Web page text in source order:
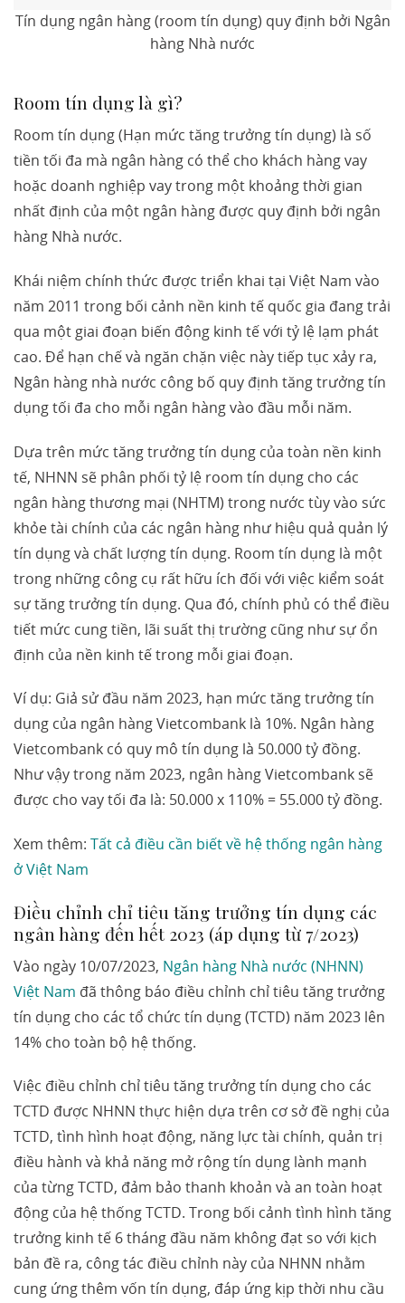
Tín dụng ngân hàng (room tín dụng) quy định bởi Ngân
hàng Nhà nước
Room tín dụng là gì?
Room tín dụng (Hạn mức tăng trưởng tín dụng) là số
tiền tối đa mà ngân hàng có thể cho khách hàng vay
hoặc doanh nghiệp vay trong một khoảng thời gian
nhất định của một ngân hàng được quy định bởi ngân
hàng Nhà nước.
Khái niệm chính thức được triển khai tại Việt Nam vào
năm 2011 trong bối cảnh nền kinh tế quốc gia đang trải
qua một giai đoạn biến động kinh tế với tỷ lệ lạm phát
cao. Để hạn chế và ngăn chặn việc này tiếp tục xảy ra,
Ngân hàng nhà nước công bố quy định tăng trưởng tín
dụng tối đa cho mỗi ngân hàng vào đầu mỗi năm.
Dựa trên mức tăng trưởng tín dụng của toàn nền kinh
tế, NHNN sẽ phân phối tỷ lệ room tín dụng cho các
ngân hàng thương mại (NHTM) trong nước tùy vào sức
khỏe tài chính của các ngân hàng như hiệu quả quản lý
tín dụng và chất lượng tín dụng. Room tín dụng là một
trong những công cụ rất hữu ích đối với việc kiểm soát
sự tăng trưởng tín dụng. Qua đó, chính phủ có thể điều
tiết mức cung tiền, lãi suất thị trường cũng như sự ổn
định của nền kinh tế trong mỗi giai đoạn.
Ví dụ: Giả sử đầu năm 2023, hạn mức tăng trưởng tín
dụng của ngân hàng Vietcombank là 10%. Ngân hàng
Vietcombank có quy mô tín dụng là 50.000 tỷ đồng.
Như vậy trong năm 2023, ngân hàng Vietcombank sẽ
được cho vay tối đa là: 50.000 x 110% = 55.000 tỷ đồng.
Xem thêm: Tất cả điều cần biết về hệ thống ngân hàng
ở Việt Nam
Điều chỉnh chỉ tiêu tăng trưởng tín dụng các
ngân hàng đến hết 2023 (áp dụng từ 7/2023)
Vào ngày 10/07/2023, Ngân hàng Nhà nước (NHNN)
Việt Nam đã thông báo điều chỉnh chỉ tiêu tăng trưởng
tín dụng cho các tổ chức tín dụng (TCTD) năm 2023 lên
14% cho toàn bộ hệ thống.
Việc điều chỉnh chỉ tiêu tăng trưởng tín dụng cho các
TCTD được NHNN thực hiện dựa trên cơ sở đề nghị của
TCTD, tình hình hoạt động, năng lực tài chính, quản trị
điều hành và khả năng mở rộng tín dụng lành mạnh
của từng TCTD, đảm bảo thanh khoản và an toàn hoạt
động của hệ thống TCTD. Trong bối cảnh tình hình tăng
trưởng kinh tế 6 tháng đầu năm không đạt so với kịch
bản đề ra, công tác điều chỉnh này của NHNN nhằm
cung ứng thêm vốn tín dụng, đáp ứng kịp thời nhu cầu